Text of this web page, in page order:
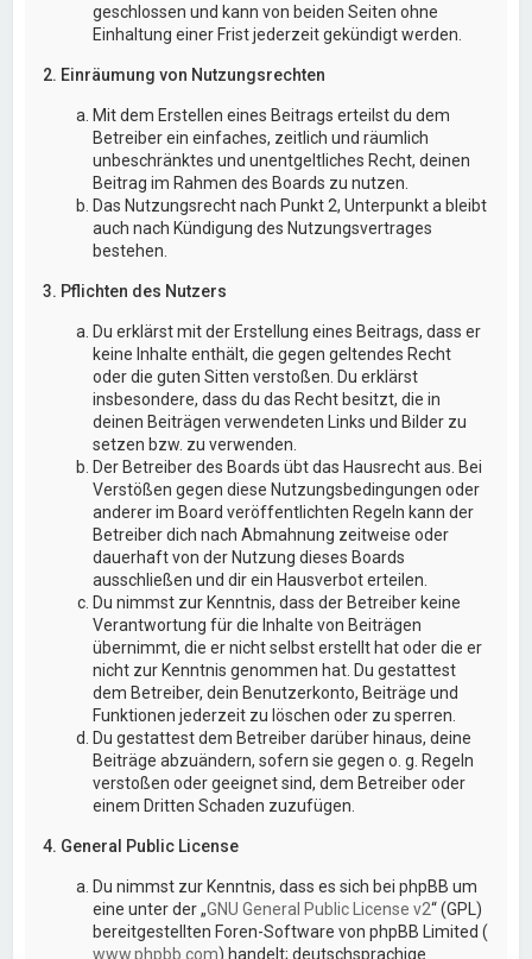
geschlossen und kann von beiden Seiten ohne
Einhaltung einer Frist jederzeit gekündigt werden.
2. Einräumung von Nutzungsrechten
Mit dem Erstellen eines Beitrags erteilst du dem
Betreiber ein einfaches, zeitlich und räumlich
unbeschränktes und unentgeltliches Recht, deinen
Beitrag im Rahmen des Boards zu nutzen.
Das Nutzungsrecht nach Punkt 2, Unterpunkt a bleibt
auch nach Kündigung des Nutzungsvertrages
bestehen.
3. Pflichten des Nutzers
Du erklärst mit der Erstellung eines Beitrags, dass er
keine Inhalte enthält, die gegen geltendes Recht
oder die guten Sitten verstoßen. Du erklärst
insbesondere, dass du das Recht besitzt, die in
deinen Beiträgen verwendeten Links und Bilder zu
setzen bzw. zu verwenden.
Der Betreiber des Boards übt das Hausrecht aus. Bei
Verstößen gegen diese Nutzungsbedingungen oder
anderer im Board veröffentlichten Regeln kann der
Betreiber dich nach Abmahnung zeitweise oder
dauerhaft von der Nutzung dieses Boards
ausschließen und dir ein Hausverbot erteilen.
Du nimmst zur Kenntnis, dass der Betreiber keine
Verantwortung für die Inhalte von Beiträgen
übernimmt, die er nicht selbst erstellt hat oder die er
nicht zur Kenntnis genommen hat. Du gestattest
dem Betreiber, dein Benutzerkonto, Beiträge und
Funktionen jederzeit zu löschen oder zu sperren.
Du gestattest dem Betreiber darüber hinaus, deine
Beiträge abzuändern, sofern sie gegen o. g. Regeln
verstoßen oder geeignet sind, dem Betreiber oder
einem Dritten Schaden zuzufügen.
4. General Public License
Du nimmst zur Kenntnis, dass es sich bei phpBB um
eine unter der „GNU General Public License v2“ (GPL)
bereitgestellten Foren-Software von phpBB Limited (
www.phpbb.com) handelt; deutschsprachige